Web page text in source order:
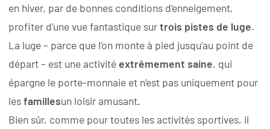
en hiver, par de bonnes conditions d‘enneigement,
profiter d’une vue fantastique surtrois pistes de luge.
La luge – parce que l’on monte à pied jusqu’au point de
départ – est une activité extrêmement saine, qui
épargne le porte-monnaie et n’est pas uniquement pour
lesfamillesun loisir amusant.
Bien sûr, comme pour toutes les activités sportives, il